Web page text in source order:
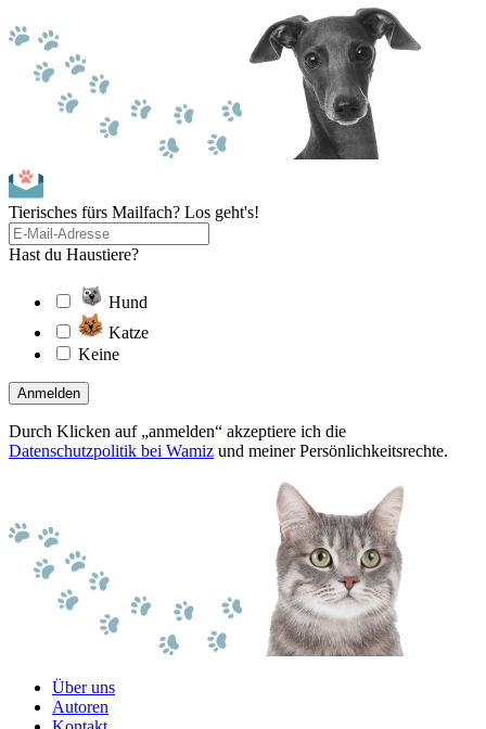
Tierisches fürs Mailfach? Los geht's!
Hast du Haustiere?
Hund
Katze
Keine
Anmelden
Durch Klicken auf „anmelden“ akzeptiere ich die
Datenschutzpolitik bei Wamiz und meiner Persönlichkeitsrechte.
Über uns
Autoren